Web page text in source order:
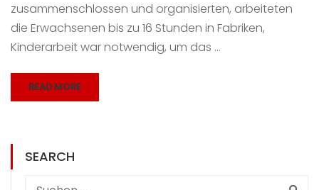
zusammenschlossen und organisierten, arbeiteten
die Erwachsenen bis zu 16 Stunden in Fabriken,
Kinderarbeit war notwendig, um das …
READ MORE
SEARCH